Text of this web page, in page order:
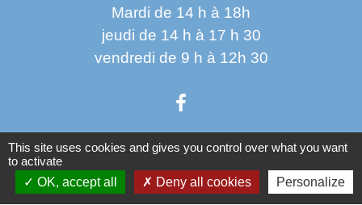
Mardi de 14 h à 18h
jeudi de 14 h à 17 h 30
vendredi de 9 h à 12h 30
Liens
This site uses cookies and gives you control over what you want
to activate
OK, accept all
Deny all cookies Personalize